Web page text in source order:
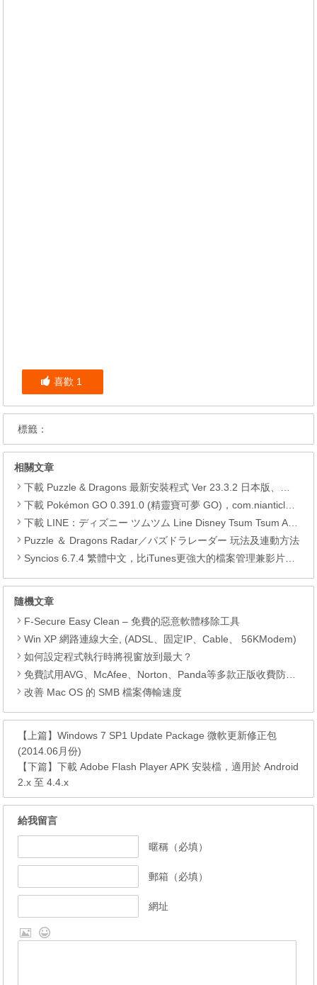
喜歡 1
標籤：
相關文章
下載 Puzzle & Dragons 最新安裝程式 Ver 23.3.2 日本版、港台版… (PAD Radar) (.apk) (.xapk)
下載 Pokémon GO 0.391.0 (精靈寶可夢 GO)，com.nianticlabs.pokemongo (.apk) (.xapk)
下載 LINE：ディズニー ツムツム Line Disney Tsum Tsum APK
Puzzle ＆ Dragons Radar／パズドラレーダー 玩法及連動方法
Syncios 6.7.4 繁體中文，比iTunes更強大的檔案管理兼影片轉檔工具
隨機文章
F-Secure Easy Clean – 免費的惡意軟體移除工具
Win XP 網路連線大全, (ADSL、固定IP、Cable、 56KModem)
如何設定程式執行時將視窗放到最大？
免費試用AVG、McAfee、Norton、Panda等多款正版收費防毒軟件，免費90至180日任用
改善 Mac OS 的 SMB 檔案傳輸速度
【上篇】Windows 7 SP1 Update Package 微軟更新修正包
(2014.06月份)
【下篇】下載 Adobe Flash Player APK 安裝檔，適用於 Android
2.x 至 4.4.x
給我留言
暱稱（必填）
郵箱（必填）
網址